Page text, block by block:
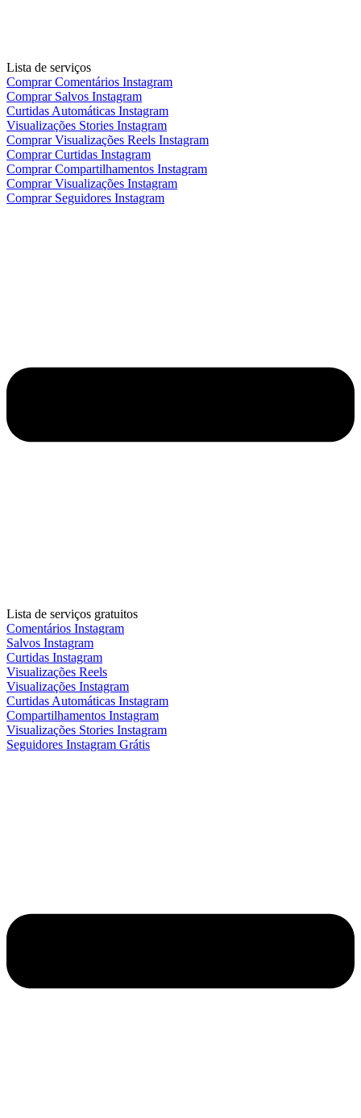
Lista de serviços
Comprar Comentários Instagram
Comprar Salvos Instagram
Curtidas Automáticas Instagram
Visualizações Stories Instagram
Comprar Visualizações Reels Instagram
Comprar Curtidas Instagram
Comprar Compartilhamentos Instagram
Comprar Visualizações Instagram
Comprar Seguidores Instagram
Lista de serviços gratuitos
Comentários Instagram
Salvos Instagram
Curtidas Instagram
Visualizações Reels
Visualizações Instagram
Curtidas Automáticas Instagram
Compartilhamentos Instagram
Visualizações Stories Instagram
Seguidores Instagram Grátis